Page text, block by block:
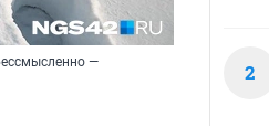
—
2